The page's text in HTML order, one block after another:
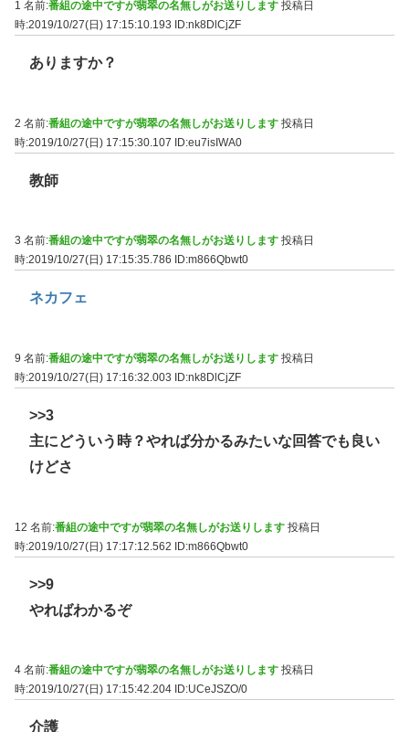
1 名前:番組の途中ですが翡翠の名無しがお送りします 投稿日
時:2019/10/27(日) 17:15:10.193
ID:nk8DlCjZF
ありますか？
2 名前:番組の途中ですが翡翠の名無しがお送りします 投稿日
時:2019/10/27(日) 17:15:30.107 ID:eu7isIWA0
教師
3 名前:番組の途中ですが翡翠の名無しがお送りします 投稿日
時:2019/10/27(日) 17:15:35.786
ID:m866Qbwt0
ネカフェ
9 名前:番組の途中ですが翡翠の名無しがお送りします 投稿日
時:2019/10/27(日) 17:16:32.003
ID:nk8DlCjZF
>>3
主にどういう時？やれば分かるみたいな回答でも良い
けどさ
12 名前:番組の途中ですが翡翠の名無しがお送りします 投稿日
時:2019/10/27(日) 17:17:12.562 ID:m866Qbwt0
>>9
やればわかるぞ
4 名前:番組の途中ですが翡翠の名無しがお送りします 投稿日
時:2019/10/27(日) 17:15:42.204 ID:UCeJSZO/0
介護